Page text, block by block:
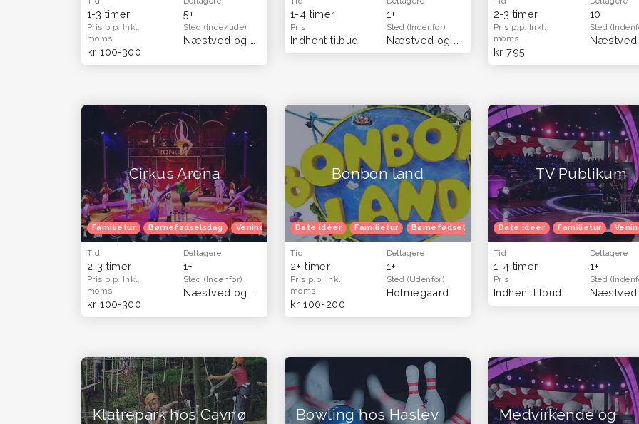
1-3 timer 5+
Pris p.p. Inkl.
moms
kr 100-300
Sted (Inde/ude)
(Hele landet)
1-4 timer 1+
Pris
Indhent tilbud
Sted (Indenfor)
2-3 timer 10+
Pris p.p. Inkl.
moms
kr 795
Sted
Cirkus Arena
Familietur Børnefødselsdag Venindetur
Tid
2-3 timer
Deltagere
1+
Pris p.p. Inkl.
moms
kr 100-300
Sted (Indenfor)
Bonbon land
Date idéer Familietur Børnefødselsdag Herretur Venindetur Blå
Tid
2+ timer
Deltagere
1+
Pris p.p. Inkl.
moms
kr 100-200
Sted (Udenfor)
Holmegaard
TV Publikum
Date idéer Familietur
Tid
1-4 timer
Deltagere
1+
Pris
Indhent tilbud
Sted
Klatrepark hos Gavnø
Bowling hos Haslev
Medvirkende og